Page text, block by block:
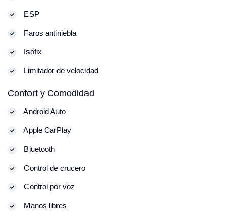
ESP
Faros antiniebla
Isofix
Limitador de velocidad
Confort y Comodidad
Android Auto
Apple CarPlay
Bluetooth
Control de crucero
Control por voz
Manos libres